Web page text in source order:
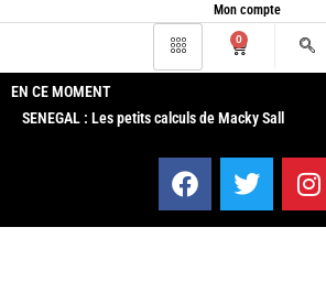
Mon compte
0
EN CE MOMENT
SENEGAL : Les petits calculs de Macky Sall